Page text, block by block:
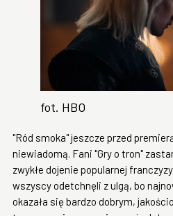
fot. HBO
"Ród smoka" jeszcze przed
niewiadomą. Fani "Gry o tron"
zwykłe dojenie popularnej
wszyscy odetchnęli z ulgą, bo
okazała się bardzo dobrym,